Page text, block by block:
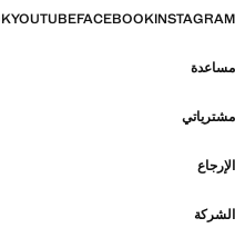
INSTAGRAM
FACEBOOK
YOUTUBE
مساعدة
مشترياتي
الإرجاع
الشركة